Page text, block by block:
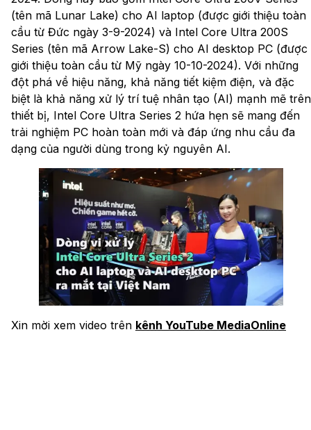
(tên mã Lunar Lake) cho AI laptop (được giới thiệu toàn
cầu từ Đức ngày 3-9-2024) và Intel Core Ultra 200S
Series (tên mã Arrow Lake-S) cho AI desktop PC (được
giới thiệu toàn cầu từ Mỹ ngày 10-10-2024). Với những
đột phá về hiệu năng, khả năng tiết kiệm điện, và đặc
biệt là khả năng xử lý trí tuệ nhân tạo (AI) mạnh mẽ trên
thiết bị, Intel Core Ultra Series 2 hứa hẹn sẽ mang đến
trải nghiệm PC hoàn toàn mới và đáp ứng nhu cầu đa
dạng của người dùng trong kỷ nguyên AI.
Xin mời xem video trên kênh YouTube MediaOnline